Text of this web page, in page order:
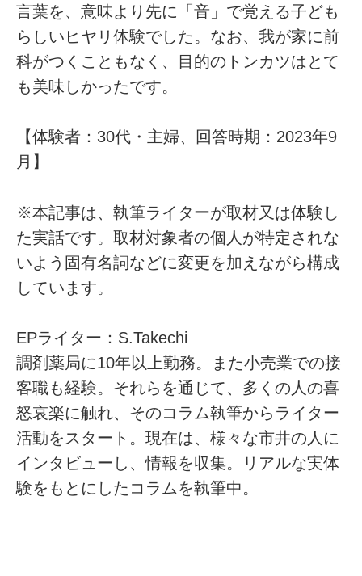
言葉を、意味より先に「音」で覚える子ども
らしいヒヤリ体験でした。なお、我が家に前
科がつくこともなく、目的のトンカツはとて
も美味しかったです。
【体験者：30代・主婦、回答時期：2023年9
月】
※本記事は、執筆ライターが取材又は体験し
た実話です。取材対象者の個人が特定されな
いよう固有名詞などに変更を加えながら構成
しています。
EPライター：S.Takechi
調剤薬局に10年以上勤務。また小売業での接
客職も経験。それらを通じて、多くの人の喜
怒哀楽に触れ、そのコラム執筆からライター
活動をスタート。現在は、様々な市井の人に
インタビューし、情報を収集。リアルな実体
験をもとにしたコラムを執筆中。